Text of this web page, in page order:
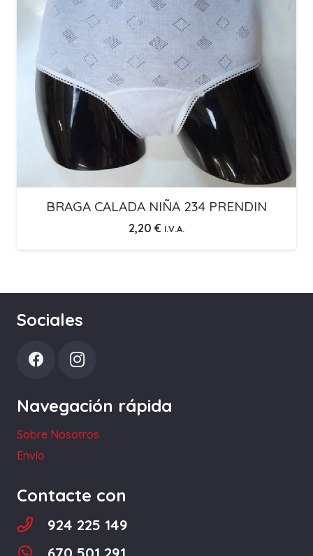
BRAGA CALADA NIÑA 234 PRENDIN
2,20 € I.V.A.
Sociales
Navegación rápida
Sobre Nosotros
Envío
Contacte con
924 225 149